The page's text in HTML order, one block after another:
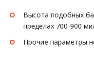
Высота подобных
пределах 700-900
Прочие параметры